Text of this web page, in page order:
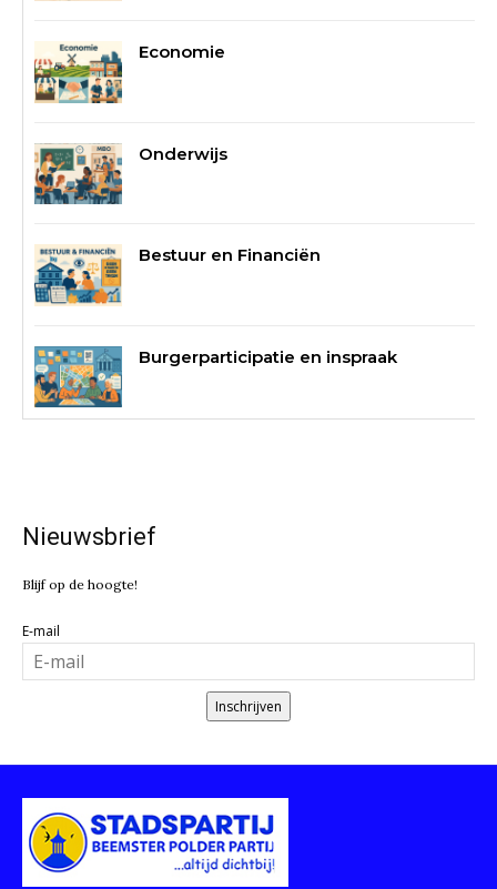
Economie
Onderwijs
Bestuur en Financiën
Burgerparticipatie en inspraak
Nieuwsbrief
Blijf op de hoogte!
E-mail
Inschrijven